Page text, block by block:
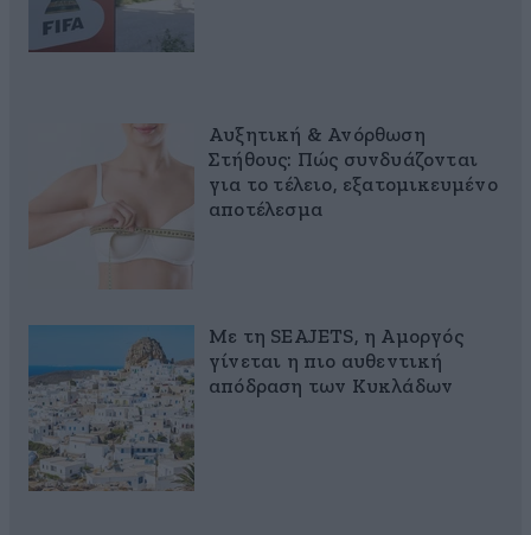
Αυξητική & Ανόρθωση
Στήθους: Πώς συνδυάζονται
για το τέλειο, εξατομικευμένο
αποτέλεσμα
Με τη SEAJETS, η Αμοργός
γίνεται η πιο αυθεντική
απόδραση των Κυκλάδων